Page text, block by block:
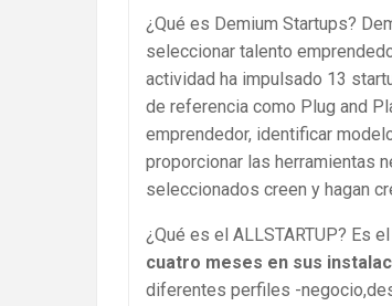
¿Qué es Demium Startups?
seleccionar talento
actividad ha impulsado 13
de referencia como Plug and
emprendedor, identificar
proporcionar las herramientas
seleccionados creen y hagan
¿Qué es el ALLSTARTUP? Es
cuatro meses en sus
diferentes perfiles -